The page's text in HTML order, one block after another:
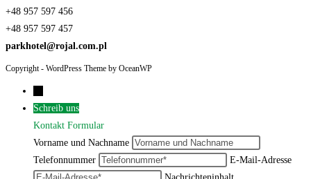
+48 957 597 456
+48 957 597 457
parkhotel@rojal.com.pl
Copyright - WordPress Theme by OceanWP
Schreib uns
Kontakt Formular
Vorname und Nachname
Telefonnummer
E-Mail-Adresse